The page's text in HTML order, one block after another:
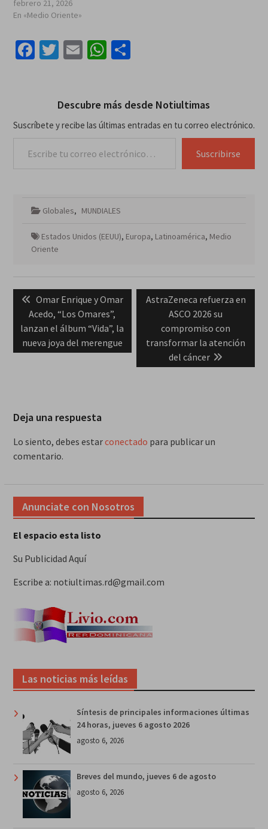
febrero 21, 2026
En «Medio Oriente»
Facebook
Twitter
EmailWhatsApp
Compartir
Descubre más desde Notiultimas
Suscríbete y recibe las últimas entradas en tu correo electrónico.
Suscribirse
Globales, MUNDIALES
Estados Unidos (EEUU), Europa, Latinoamérica, Medio
Oriente
de
entradas
Previous
post:
Omar Enrique y Omar
Acedo, “Los Omares”,
lanzan el álbum “Vida”, la
nueva joya del merengue
Next
AstraZeneca refuerza en
ASCO 2026 su
compromiso con
transformar la atención
del cáncer
Deja una respuesta
Lo siento, debes estarconectado para publicar un
comentario.
Anunciate con Nosotros
El espacio esta listo
Su Publicidad Aquí
Escribe a: notiultimas.rd@gmail.com
Las noticias más leídas
Síntesis de principales informaciones últimas
24 horas, jueves 6 agosto 2026
agosto 6, 2026
Breves del mundo, jueves 6 de agosto
agosto 6, 2026